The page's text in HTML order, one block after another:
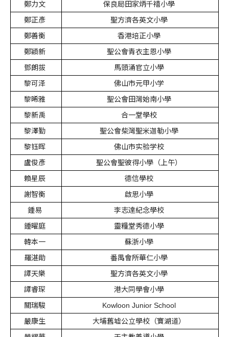
鄭力文
保良局田家炳千禧小學
鄭正彥
聖方濟各英文小學
鄭善衡
香港培正小學
鄭穎新
聖公會青衣主恩小學
鄧朗拔
馬頭涌官立小學
黎可泽
佛山市元甲小学
黎晞雅
聖公會田灣始南小學
黎新禹
合一堂學校
黎澤勤
聖公會柴灣聖米迦勒小學
黎钰晖
佛山市实验学校
盧俊彥
聖公會聖彼得小學（上午）
賴星辰
德信學校
謝智衡
啟思小學
鍾易
李志達紀念學校
鍾曜庭
靈糧堂秀德小學
韓本一
蘇浙小學
羅湛勛
番禺會所華仁小學
譚天樂
聖方濟各英文小學
譚睿琛
港大同學會小學
關瑞駿
Kowloon Junior School
嚴康生
大埔舊墟公立學校（寶湖道）